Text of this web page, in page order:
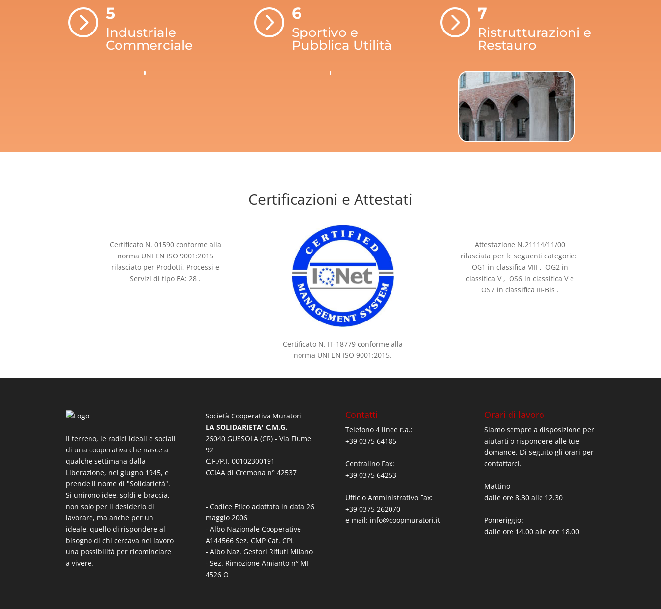
= 5
Industriale
Commerciale
= 6
Sportivo e
Pubblica Utilità
= 7
Ristrutturazioni e
Restauro
Certificazioni e Attestati
Certificato N. 01590 conforme alla
norma UNI EN ISO 9001:2015
rilasciato per Prodotti, Processi e
Servizi di tipo EA: 28 .
Certificato N. IT-18779 conforme alla
norma UNI EN ISO 9001:2015.
Attestazione N.21114/11/00
rilasciata per le seguenti categorie:
OG1 in classifica VIII , OG2 in
classifica V , OS6 in classifica V e
OS7 in classifica III-Bis .
Il terreno, le radici ideali e sociali
di una cooperativa che nasce a
qualche settimana dalla
Liberazione, nel giugno 1945, e
prende il nome di "Solidarietà".
Si unirono idee, soldi e braccia,
non solo per il desiderio di
lavorare, ma anche per un
ideale, quello di rispondere al
bisogno di chi cercava nel lavoro
una possibilità per ricominciare
a vivere.
Società Cooperativa Muratori
LA SOLIDARIETA' C.M.G.
26040 GUSSOLA (CR) - Via Fiume
92
C.F./P.I. 00102300191
CCIAA di Cremona n° 42537
- Codice Etico adottato in data 26
maggio 2006
- Albo Nazionale Cooperative
A144566 Sez. CMP Cat. CPL
- Albo Naz. Gestori Rifiuti Milano
- Sez. Rimozione Amianto n° MI
4526 O
Contatti
Telefono 4 linee r.a.:
+39 0375 64185
Centralino Fax:
+39 0375 64253
Ufficio Amministrativo Fax:
+39 0375 262070
e-mail: info@coopmuratori.it
Orari di lavoro
Siamo sempre a disposizione per
aiutarti o rispondere alle tue
domande. Di seguito gli orari per
contattarci.
Mattino:
dalle ore 8.30 alle 12.30
Pomeriggio:
dalle ore 14.00 alle ore 18.00